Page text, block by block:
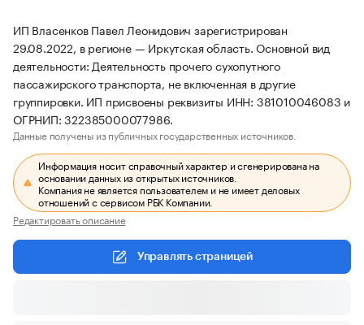
ИП Власенков Павел Леонидович зарегистрирован
29.08.2022, в регионе — Иркутская область. Основной вид
деятельности: Деятельность прочего сухопутного
пассажирского транспорта, не включенная в другие
группировки. ИП присвоены реквизиты ИНН: 381010046083 и
ОГРНИП: 322385000077986.
Данные получены из публичных государственных источников.
Информация носит справочный характер и сгенерирована на
основании данных из открытых источников.
Компания не является пользователем и не имеет деловых
отношений с сервисом РБК Компании.
Редактировать описание
Управлять страницей